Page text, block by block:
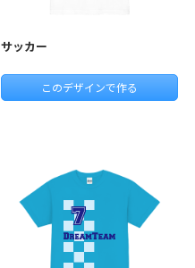
サッカー
このデザインで作る